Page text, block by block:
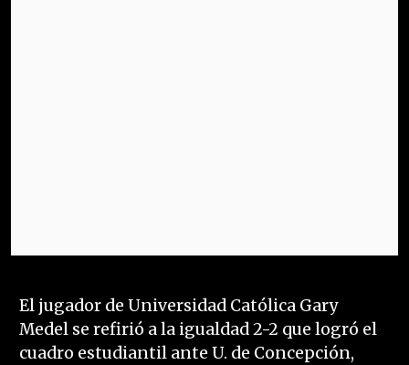
El jugador de Universidad Católica Gary
Medel se refirió a la igualdad 2-2 que logró el
cuadro estudiantil ante U. de Concepción,